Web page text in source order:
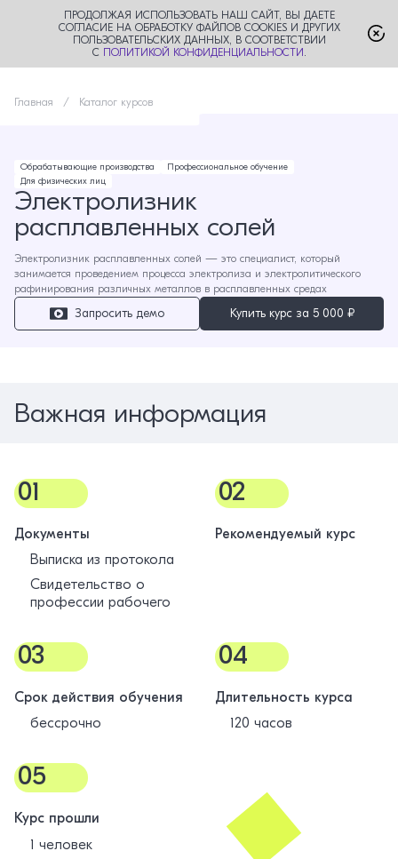
ПРОДОЛЖАЯ ИСПОЛЬЗОВАТЬ НАШ САЙТ, ВЫ ДАЕТЕ
СОГЛАСИЕ НА ОБРАБОТКУ ФАЙЛОВ COOKIES И ДРУГИХ
ПОЛЬЗОВАТЕЛЬСКИХ ДАННЫХ, В СООТВЕТСТВИИ
С ПОЛИТИКОЙ КОНФИДЕНЦИАЛЬНОСТИ .
Главная Каталог курсов
Обрабатывающие производства
Профессиональное обучение
Для физических лиц
Электролизник
расплавленных солей
Электролизник расплавленных солей — это специалист, который
занимается проведением процесса электролиза и электролитического
рафинирования различных металлов в расплавленных средах
Запросить демо Купить курс за 5 000 ₽
Важная информация
01
Документы
Выписка из протокола
Свидетельство о
профессии рабочего
02
Рекомендуемый курс
03
Срок действия обучения
бессрочно
04
Длительность курса
120 часов
05
Курс прошли
1 человек